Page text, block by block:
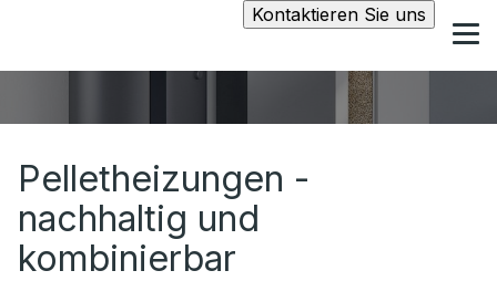
Kontaktieren Sie uns
Pelletheizungen -
nachhaltig und
kombinierbar